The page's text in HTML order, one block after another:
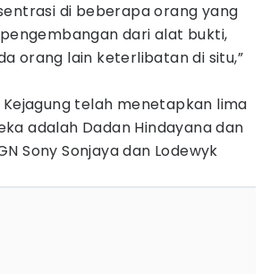
di beberapa orang yang
dari alat bukti,
orang lain keterlibatan di situ,”
Kejagung telah menetapkan lima
adalah Dadan Hindayana dan
Sony Sonjaya dan Lodewyk